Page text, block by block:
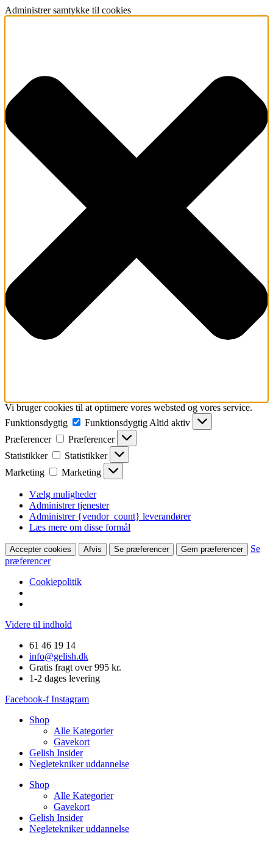
Administrer samtykke til cookies
Vi bruger cookies til at optimere vores websted og vores service.
Funktionsdygtig
Funktionsdygtig Altid aktiv
Præferencer
Præferencer
Statistikker
Statistikker
Marketing
Marketing
Vælg muligheder
Administrer tjenester
Administrer {vendor_count} leverandører
Læs mere om disse formål
Accepter cookies Afvis Se præferencer Gem præferencer
Se
præferencer
Cookiepolitik
Videre til indhold
61 46 19 14
info@gelish.dk
Gratis fragt over 995 kr.
1-2 dages levering
Facebook-f Instagram
Shop
Alle Kategorier
Gavekort
Gelish Insider
Negletekniker uddannelse
Shop
Alle Kategorier
Gavekort
Gelish Insider
Negletekniker uddannelse